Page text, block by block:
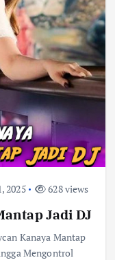
2025 628 views
Jadi DJ
Kanaya Mantap
Mengontrol